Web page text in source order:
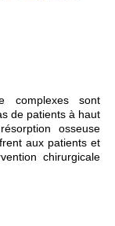
complexes sont
de patients à haut
osseuse
aux patients et
chirurgicale